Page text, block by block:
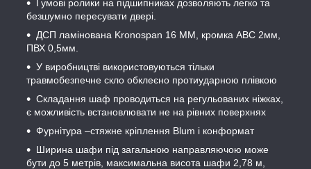
Гумові ролики на підшипниках дозволяють легко та
безшумно пересувати двері.
ДСП ламінована Kronospan 16 ММ, кромка АВС 2мм,
ПВХ 0,5мм.
У виробництві використовуються тільки
травмобезпечне скло обклеєно протиударною плівкою
Складання шаф проводиться на регульованих ніжках,
є можливість встановлювати не на рівних поверхнях
Фурнітура –стяжне кріплення Blum і конформат
Ширина шафи під загальною направляючою може
бути до 5 метрів, максимальна висота шафи 2,78 м,